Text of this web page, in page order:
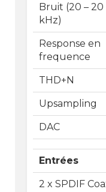
Bruit (20 – 20
kHz)
Response en
frequence
THD+N
Upsampling
DAC
Entrées
2 x SPDIF